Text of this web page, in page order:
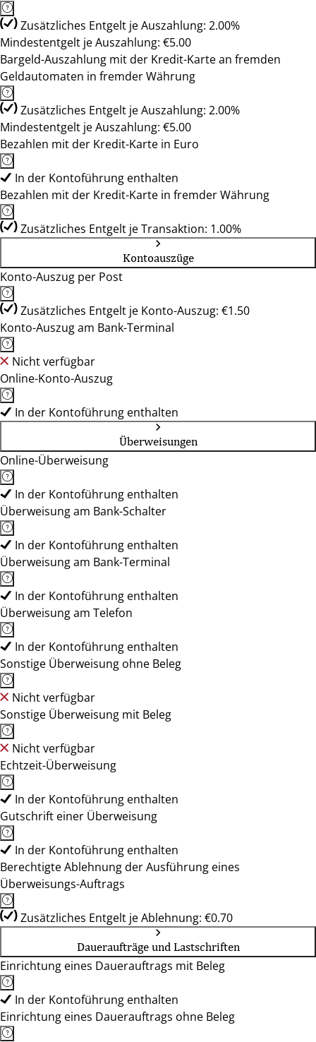
Zusätzliches Entgelt je Auszahlung: 2.00%
Mindestentgelt je Auszahlung: €5.00
Bargeld-Auszahlung mit der Kredit-Karte an fremden
Geldautomaten in fremder Währung
Zusätzliches Entgelt je Auszahlung: 2.00%
Mindestentgelt je Auszahlung: €5.00
Bezahlen mit der Kredit-Karte in Euro
In der Kontoführung enthalten
Bezahlen mit der Kredit-Karte in fremder Währung
Zusätzliches Entgelt je Transaktion: 1.00%
Kontoauszüge
Konto-Auszug per Post
Zusätzliches Entgelt je Konto-Auszug: €1.50
Konto-Auszug am Bank-Terminal
Nicht verfügbar
Online-Konto-Auszug
In der Kontoführung enthalten
Überweisungen
Online-Überweisung
In der Kontoführung enthalten
Überweisung am Bank-Schalter
In der Kontoführung enthalten
Überweisung am Bank-Terminal
In der Kontoführung enthalten
Überweisung am Telefon
In der Kontoführung enthalten
Sonstige Überweisung ohne Beleg
Nicht verfügbar
Sonstige Überweisung mit Beleg
Nicht verfügbar
Echtzeit-Überweisung
In der Kontoführung enthalten
Gutschrift einer Überweisung
In der Kontoführung enthalten
Berechtigte Ablehnung der Ausführung eines
Überweisungs-Auftrags
Zusätzliches Entgelt je Ablehnung: €0.70
Daueraufträge und Lastschriften
Einrichtung eines Dauerauftrags mit Beleg
In der Kontoführung enthalten
Einrichtung eines Dauerauftrags ohne Beleg